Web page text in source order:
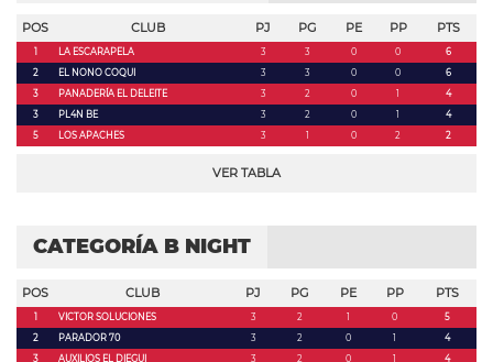
POS CLUB PJ PG PE PP PTS
1 LA ESCARAPELA 3 3 0 0
6
2
EL NONO COQUI 3 3 0 0
6
3
PANADERÍA EL DELEITE 3 2 0 1
4
3
PL4N BE 3 2 0 1
4
5
LOS APACHES 3 1 0 2 2
VER TABLA
CATEGORÍA B NIGHT
POS CLUB PJ PG PE PP PTS
1 VICTOR SOLUCIONES 3 2 1 0
5
2
PARADOR 70 3 2 0 1
4
3
AUXILIOS EL DIEGUI 3 2 0 1 4